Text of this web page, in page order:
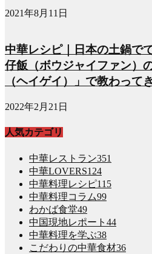
2021年8月11日
中華レシピ｜日本の土鍋で
仔飯（ボウジャイファン）
（ヘイゲイ）」で教わって
2022年2月21日
人気カテゴリ
中華レストラン351
中華LOVERS124
中華料理レシピ115
中華料理コラム99
わかば食堂49
中国現地レポート 44
中華料理を学ぶ38
こだわりの中華食材36